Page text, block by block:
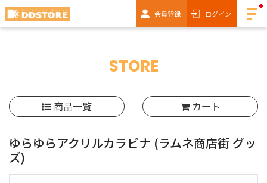
会員登録 ログイン
STORE
商品一覧 カート
ゆらゆらアクリルカラビナ (ラムネ商店街 グッ
ズ)